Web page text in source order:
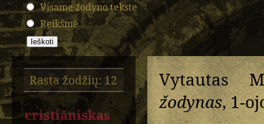
Visame žodyno tekste
Reikšmė
Rasta žodžių: 12
cristiāniskas
Vytautas
žodynas, 1-